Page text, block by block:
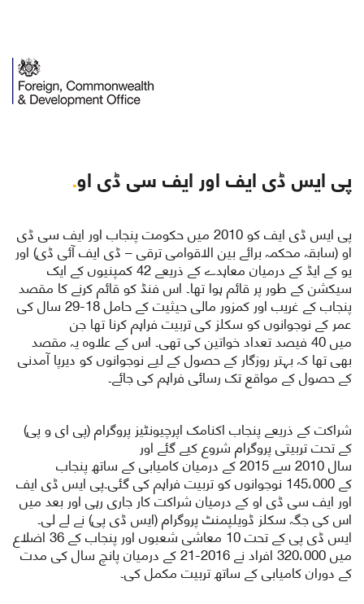
پی ایس ڈی ایف اور ایف سی ڈی او.
پی ایس ڈی ایف کو2010میں حکومت پنجاب اور ایف سی ڈی
او (سابقہ محکمہ برائے بین الاقوامی ترقی – ڈی ایف آئی ڈی) اور
یو کے ایڈ کے درمیان معاہدے کے ذریعے42کمپنیوں کے ایک
سیکشن کے طور پر قائم ہوا تھا۔ اس فنڈ کو قائم کرنے کا مقصد
پنجاب کے غریب اور کمزور مالی حیثیت کے حامل29-18سال کی
عمر کے نوجوانوں کو سکلز کی تربیت فراہم کرنا تھا جن
میں40فیصد تعداد خواتین کی تھی۔ اس کے علاوہ یہ مقصد
بھی تھا کہ بہتر روزگار کے حصول کے لیے نوجوانوں کو دیرپا آمدنی
کے حصول کے مواقع تک رسائی فراہم کی جائے۔
شراکت کے ذریعے پنجاب اکنامک اپرچیونٹیز پروگرام (پی ای و پی)
کے تحت تربیتی پروگرام شروع کیے گئے اور
سال2010سے2015کے درمیان کامیابی کے ساتھ پنجاب
کے145،000نوجوانوں کو تربیت فراہم کی گئی۔پی ایس ڈی ایف
اور ایف سی ڈی او کے درمیان شراکت کار جاری رہی اور بعد میں
اس کی جگہ سکلز ڈویلپمنٹ پروگرام (ایس ڈی پی) نے لے لی۔
ایس ڈی پی کے تحت10 معاشی شعبوں اور پنجاب کے36اضلاع
میں320،000افراد نے21-2016کے درمیان پانچ سال کی مدت
کے دوران کامیابی کے ساتھ تربیت مکمل کی۔